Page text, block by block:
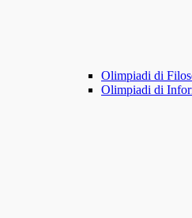
Olimpiadi di
Olimpiadi di